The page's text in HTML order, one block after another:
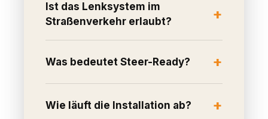
Ist das Lenksystem im
Straßenverkehr erlaubt?
Was bedeutet Steer-Ready?
Wie läuft die Installation ab?